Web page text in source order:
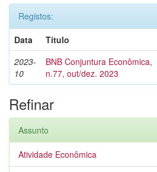
Registos:
Data
Título
2023-
10
BNB Conjuntura Econômica,
n.77, out/dez. 2023
Refinar
Assunto
Atividade Econômica